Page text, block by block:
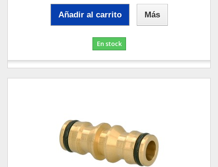
Añadir al carrito Más
En stock